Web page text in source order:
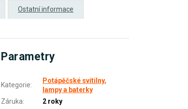
Ostatní informace
Parametry
Kategorie:
Potápěčské svítilny,
lampy a baterky
Záruka:
2 roky